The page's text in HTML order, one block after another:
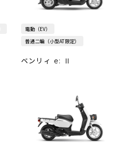
電動（EV）
普通二輪（小型AT限定）
ベンリィ e: Ⅱ